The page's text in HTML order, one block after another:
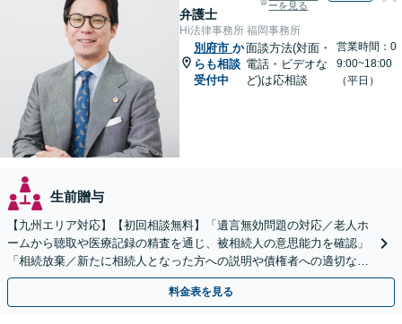
弁護士
ーを見る
Hi法律事務所 福岡事務所
別府市 か
らも相談
受付中
面談方法(対面・
電話・ビデオな
ど)は応相談
営業時間：0
9:00~18:00
（平日）
生前贈与
【九州エリア対応】【初回相談無料】「遺言無効問題の対応／老人ホ
ームから聴取や医療記録の精査を通じ、被相続人の意思能力を確認」
「相続放棄／新たに相続人となった方への説明や債権者への適切な対
応まで、きめ細やかにサポート」【休日・夜間相談可】
料金表を見る